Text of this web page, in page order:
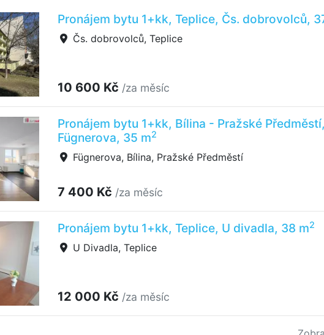
Pronájem bytu 1+kk, Teplice, Čs. dobrovolců,
Čs. dobrovolců, Teplice
10 600 Kč /za měsíc
Pronájem bytu 1+kk, Bílina - Pražské Předměstí,
Fügnerova, 35 m2
Fügnerova, Bílina, Pražské Předměstí
7 400 Kč /za měsíc
Pronájem bytu 1+kk, Teplice, U divadla, 38 m2
U Divadla, Teplice
12 000 Kč /za měsíc